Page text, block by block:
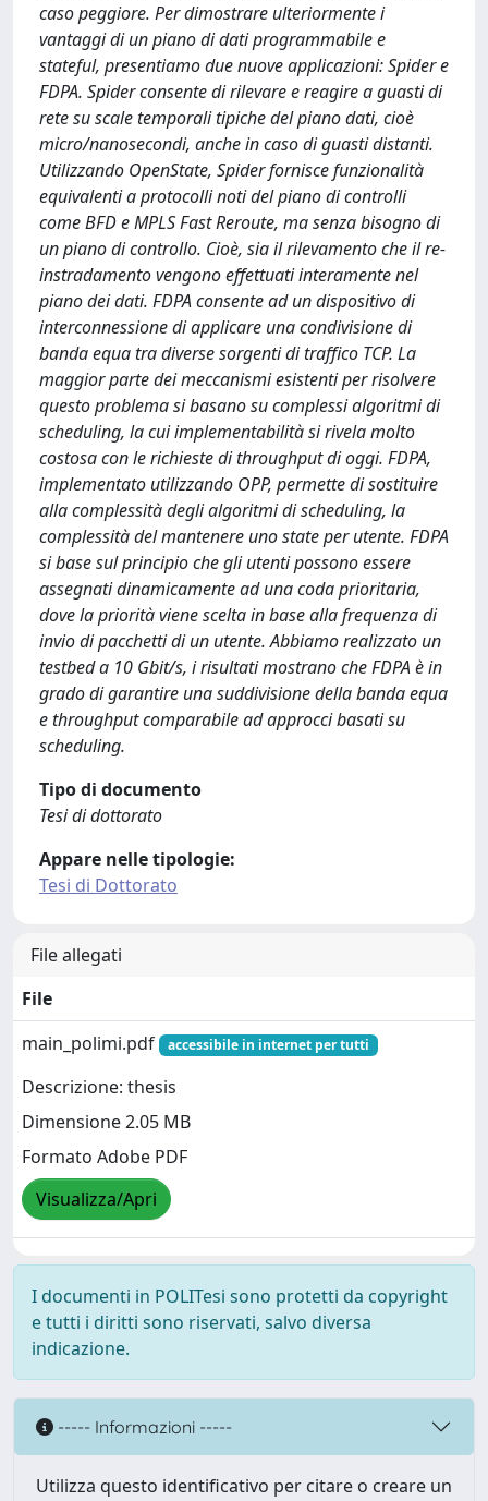
caso peggiore. Per dimostrare ulteriormente i
vantaggi di un piano di dati programmabile e
stateful, presentiamo due nuove applicazioni: Spider e
FDPA. Spider consente di rilevare e reagire a guasti di
rete su scale temporali tipiche del piano dati, cioè
micro/nanosecondi, anche in caso di guasti distanti.
Utilizzando OpenState, Spider fornisce funzionalità
equivalenti a protocolli noti del piano di controlli
come BFD e MPLS Fast Reroute, ma senza bisogno di
un piano di controllo. Cioè, sia il rilevamento che il re-
instradamento vengono effettuati interamente nel
piano dei dati. FDPA consente ad un dispositivo di
interconnessione di applicare una condivisione di
banda equa tra diverse sorgenti di traffico TCP. La
maggior parte dei meccanismi esistenti per risolvere
questo problema si basano su complessi algoritmi di
scheduling, la cui implementabilità si rivela molto
costosa con le richieste di throughput di oggi. FDPA,
implementato utilizzando OPP, permette di sostituire
alla complessità degli algoritmi di scheduling, la
complessità del mantenere uno state per utente. FDPA
si base sul principio che gli utenti possono essere
assegnati dinamicamente ad una coda prioritaria,
dove la priorità viene scelta in base alla frequenza di
invio di pacchetti di un utente. Abbiamo realizzato un
testbed a 10 Gbit/s, i risultati mostrano che FDPA è in
grado di garantire una suddivisione della banda equa
e throughput comparabile ad approcci basati su
scheduling.
Tipo di documento
Tesi di dottorato
Appare nelle tipologie:
Tesi di Dottorato
File allegati
File
main_polimi.pdf
accessibile in internet per tutti
Descrizione: thesis
Dimensione 2.05 MB
Formato Adobe PDF
Visualizza/Apri
I documenti in POLITesi sono protetti da copyright
e tutti i diritti sono riservati, salvo diversa
indicazione.
----- Informazioni -----
Utilizza questo identificativo per citare o creare un